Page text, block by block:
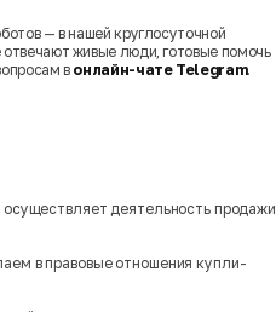
— в нашей круглосуточной
живые люди, готовые помочь
в онлайн-чате Telegram.
деятельность продажи
в правовые отношения купли-